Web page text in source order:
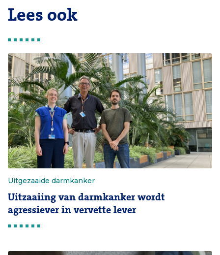
Lees ook
Uitgezaaide darmkanker
Uitzaaiing van darmkanker wordt
agressiever in vervette lever